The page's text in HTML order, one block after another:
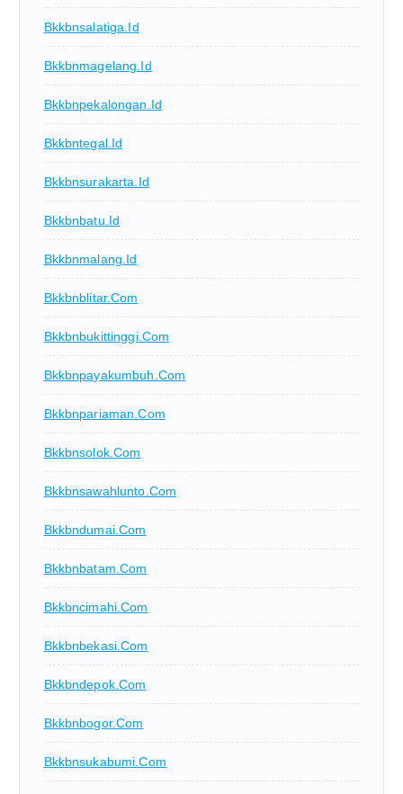
Bkkbnsalatiga.id
Bkkbnmagelang.id
Bkkbnpekalongan.id
Bkkbntegal.id
Bkkbnsurakarta.id
Bkkbnbatu.id
Bkkbnmalang.id
Bkkbnblitar.com
Bkkbnbukittinggi.com
Bkkbnpayakumbuh.com
Bkkbnpariaman.com
Bkkbnsolok.com
Bkkbnsawahlunto.com
Bkkbndumai.com
Bkkbnbatam.com
Bkkbncimahi.com
Bkkbnbekasi.com
Bkkbndepok.com
Bkkbnbogor.com
Bkkbnsukabumi.com